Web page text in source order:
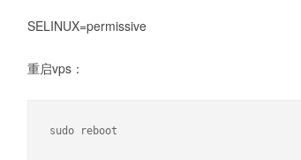
SELINUX=permissive
重启vps：
sudo reboot